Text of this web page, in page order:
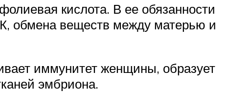
кислота. В ее обязанности
обмена веществ между матерью и
иммунитет женщины, образует
эмбриона.